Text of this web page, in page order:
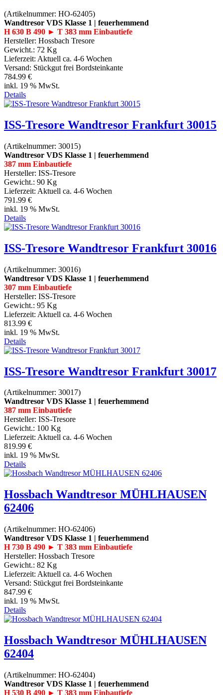
(Artikelnummer: HO-62405)
Wandtresor VDS Klasse 1 | feuerhemmend
H 630 B 490 ► T 383 mm Einbautiefe
Hersteller: Hossbach Tresore
Gewicht.: 72 Kg
Lieferzeit: Aktuell ca. 4-6 Wochen
Versand: Stückgut frei Bordsteinkante
784.99 €
inkl. 19 % MwSt.
Details
ISS-Tresore Wandtresor Frankfurt 30015
(Artikelnummer: 30015)
Wandtresor VDS Klasse 1 | feuerhemmend
387 mm Einbautiefe
Hersteller: ISS-Tresore
Gewicht.: 90 Kg
Lieferzeit: Aktuell ca. 4-6 Wochen
791.99 €
inkl. 19 % MwSt.
Details
ISS-Tresore Wandtresor Frankfurt 30016
(Artikelnummer: 30016)
Wandtresor VDS Klasse 1 | feuerhemmend
307 mm Einbautiefe
Hersteller: ISS-Tresore
Gewicht.: 95 Kg
Lieferzeit: Aktuell ca. 4-6 Wochen
813.99 €
inkl. 19 % MwSt.
Details
ISS-Tresore Wandtresor Frankfurt 30017
(Artikelnummer: 30017)
Wandtresor VDS Klasse 1 | feuerhemmend
387 mm Einbautiefe
Hersteller: ISS-Tresore
Gewicht.: 100 Kg
Lieferzeit: Aktuell ca. 4-6 Wochen
819.99 €
inkl. 19 % MwSt.
Details
Hossbach Wandtresor MÜHLHAUSEN
62406
(Artikelnummer: HO-62406)
Wandtresor VDS Klasse 1 | feuerhemmend
H 730 B 490 ► T 383 mm Einbautiefe
Hersteller: Hossbach Tresore
Gewicht.: 82 Kg
Lieferzeit: Aktuell ca. 4-6 Wochen
Versand: Stückgut frei Bordsteinkante
847.99 €
inkl. 19 % MwSt.
Details
Hossbach Wandtresor MÜHLHAUSEN
62404
(Artikelnummer: HO-62404)
Wandtresor VDS Klasse 1 | feuerhemmend
H 530 B 490 ► T 383 mm Einbautiefe